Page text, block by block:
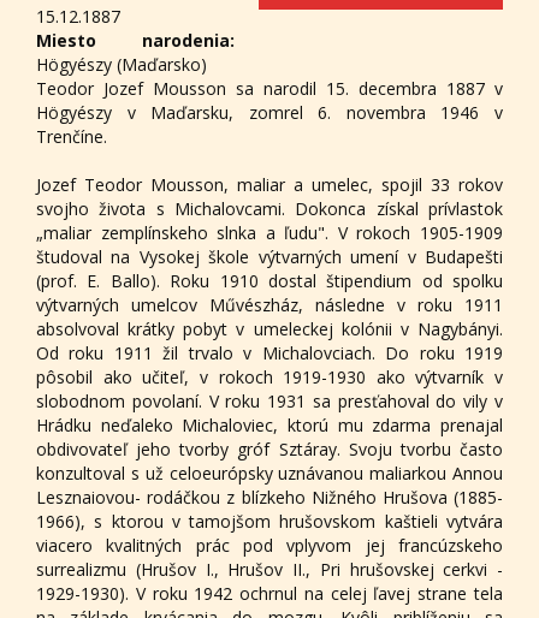
15.12.1887
Miesto narodenia:
Högyészy (Maďarsko)
Teodor Jozef Mousson sa narodil 15. decembra 1887 v
Högyészy v Maďarsku, zomrel 6. novembra 1946 v
Trenčíne.
Jozef Teodor Mousson, maliar a umelec, spojil 33 rokov
svojho života s Michalovcami. Dokonca získal prívlastok
„maliar zemplínskeho slnka a ľudu". V rokoch 1905-1909
študoval na Vysokej škole výtvarných umení v Budapešti
(prof. E. Ballo). Roku 1910 dostal štipendium od spolku
výtvarných umelcov Művészház, následne v roku 1911
absolvoval krátky pobyt v umeleckej kolónii v Nagybányi.
Od roku 1911 žil trvalo v Michalovciach. Do roku 1919
pôsobil ako učiteľ, v rokoch 1919-1930 ako výtvarník v
slobodnom povolaní. V roku 1931 sa presťahoval do vily v
Hrádku neďaleko Michaloviec, ktorú mu zdarma prenajal
obdivovateľ jeho tvorby gróf Sztáray. Svoju tvorbu často
konzultoval s už celoeurópsky uznávanou maliarkou Annou
Lesznaiovou- rodáčkou z blízkeho Nižného Hrušova (1885-
1966), s ktorou v tamojšom hrušovskom kaštieli vytvára
viacero kvalitných prác pod vplyvom jej francúzskeho
surrealizmu (Hrušov I., Hrušov II., Pri hrušovskej cerkvi -
1929-1930). V roku 1942 ochrnul na celej ľavej strane tela